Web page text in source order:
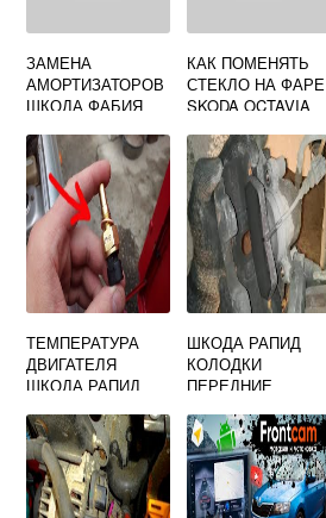
ЗАМЕНА
АМОРТИЗАТОРОВ
ШКОДА ФАБИЯ
КАК ПОМЕНЯТЬ
СТЕКЛО НА ФАРЕ
SKODA OCTAVIA
ТЕМПЕРАТУРА
ДВИГАТЕЛЯ
ШКОДА РАПИД
ШКОДА РАПИД
КОЛОДКИ
ПЕРЕДНИЕ